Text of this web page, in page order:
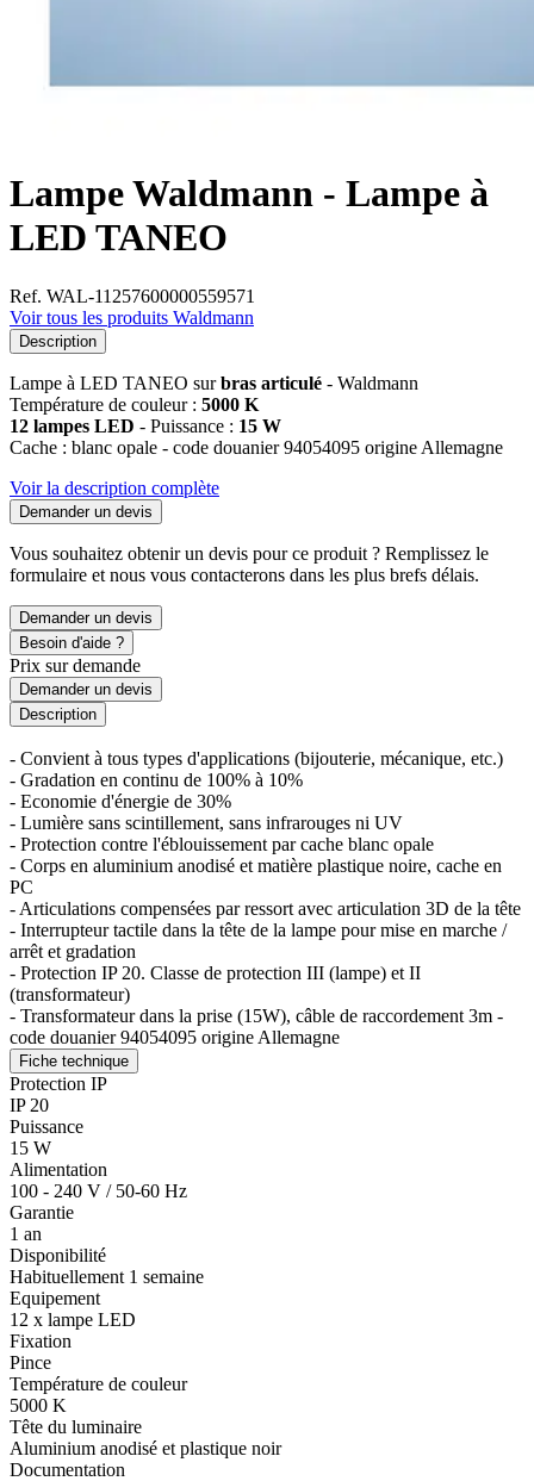
Lampe Waldmann - Lampe à
LED TANEO
Ref. WAL-11257600000559571
Voir tous les produits Waldmann
Description
Lampe à LED TANEO surbras articulé - Waldmann
Température de couleur : 5000 K
12 lampes LED - Puissance : 15 W
Cache : blanc opale - code douanier 94054095 origine Allemagne
Voir la description complète
Demander un devis
Vous souhaitez obtenir un devis pour ce produit ? Remplissez le
formulaire et nous vous contacterons dans les plus brefs délais.
Demander un devis
Besoin d'aide ?
Prix sur demande
Demander un devis
Description
- Convient à tous types d'applications (bijouterie, mécanique, etc.)
- Gradation en continu de 100% à 10%
- Economie d'énergie de 30%
- Lumière sans scintillement, sans infrarouges ni UV
- Protection contre l'éblouissement par cache blanc opale
- Corps en aluminium anodisé et matière plastique noire, cache en
PC
- Articulations compensées par ressort avec articulation 3D de la tête
- Interrupteur tactile dans la tête de la lampe pour mise en marche /
arrêt et gradation
- Protection IP 20. Classe de protection III (lampe) et II
(transformateur)
- Transformateur dans la prise (15W), câble de raccordement 3m -
code douanier 94054095 origine Allemagne
Fiche technique
Protection IP
IP 20
Puissance
15 W
Alimentation
100 - 240 V / 50-60 Hz
Garantie
1 an
Disponibilité
Habituellement 1 semaine
Equipement
12 x lampe LED
Fixation
Pince
Température de couleur
5000 K
Tête du luminaire
Aluminium anodisé et plastique noir
Documentation